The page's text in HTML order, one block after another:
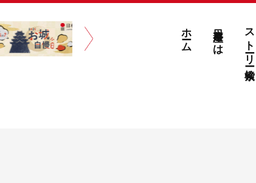
ホーム 日本遺産とは ストーリー検索